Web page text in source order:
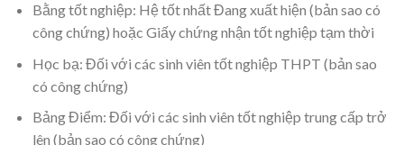
Bằng tốt nghiệp: Hệ tốt nhất Đang xuất hiện (bản sao có
công chứng) hoặc Giấy chứng nhận tốt nghiệp tạm thời
Học bạ: Đối với các sinh viên tốt nghiệp THPT (bản sao
có công chứng)
Bảng Điểm: Đối với các sinh viên tốt nghiệp trung cấp trở
lên (bản sao có công chứng)